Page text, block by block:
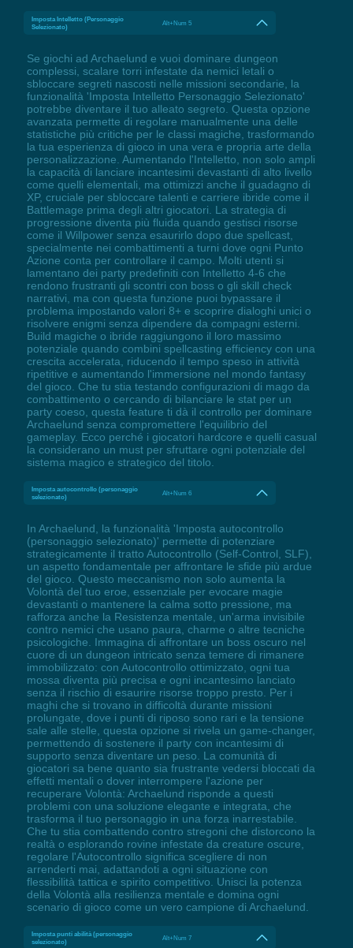
Imposta Intelletto (Personaggio
Selezionato)
Alt+Num 5
Se giochi ad Archaelund e vuoi dominare dungeon
complessi, scalare torri infestate da nemici letali o
sbloccare segreti nascosti nelle missioni secondarie, la
funzionalità 'Imposta Intelletto Personaggio Selezionato'
potrebbe diventare il tuo alleato segreto. Questa opzione
avanzata permette di regolare manualmente una delle
statistiche più critiche per le classi magiche, trasformando
la tua esperienza di gioco in una vera e propria arte della
personalizzazione. Aumentando l'Intelletto, non solo ampli
la capacità di lanciare incantesimi devastanti di alto livello
come quelli elementali, ma ottimizzi anche il guadagno di
XP, cruciale per sbloccare talenti e carriere ibride come il
Battlemage prima degli altri giocatori. La strategia di
progressione diventa più fluida quando gestisci risorse
come il Willpower senza esaurirlo dopo due spellcast,
specialmente nei combattimenti a turni dove ogni Punto
Azione conta per controllare il campo. Molti utenti si
lamentano dei party predefiniti con Intelletto 4-6 che
rendono frustranti gli scontri con boss o gli skill check
narrativi, ma con questa funzione puoi bypassare il
problema impostando valori 8+ e scoprire dialoghi unici o
risolvere enigmi senza dipendere da compagni esterni.
Build magiche o ibride raggiungono il loro massimo
potenziale quando combini spellcasting efficiency con una
crescita accelerata, riducendo il tempo speso in attività
ripetitive e aumentando l'immersione nel mondo fantasy
del gioco. Che tu stia testando configurazioni di mago da
combattimento o cercando di bilanciare le stat per un
party coeso, questa feature ti dà il controllo per dominare
Archaelund senza compromettere l'equilibrio del
gameplay. Ecco perché i giocatori hardcore e quelli casual
la considerano un must per sfruttare ogni potenziale del
sistema magico e strategico del titolo.
Imposta autocontrollo (personaggio
selezionato)
Alt+Num 6
In Archaelund, la funzionalità 'Imposta autocontrollo
(personaggio selezionato)' permette di potenziare
strategicamente il tratto Autocontrollo (Self-Control, SLF),
un aspetto fondamentale per affrontare le sfide più ardue
del gioco. Questo meccanismo non solo aumenta la
Volontà del tuo eroe, essenziale per evocare magie
devastanti o mantenere la calma sotto pressione, ma
rafforza anche la Resistenza mentale, un'arma invisibile
contro nemici che usano paura, charme o altre tecniche
psicologiche. Immagina di affrontare un boss oscuro nel
cuore di un dungeon intricato senza temere di rimanere
immobilizzato: con Autocontrollo ottimizzato, ogni tua
mossa diventa più precisa e ogni incantesimo lanciato
senza il rischio di esaurire risorse troppo presto. Per i
maghi che si trovano in difficoltà durante missioni
prolungate, dove i punti di riposo sono rari e la tensione
sale alle stelle, questa opzione si rivela un game-changer,
permettendo di sostenere il party con incantesimi di
supporto senza diventare un peso. La comunità di
giocatori sa bene quanto sia frustrante vedersi bloccati da
effetti mentali o dover interrompere l'azione per
recuperare Volontà: Archaelund risponde a questi
problemi con una soluzione elegante e integrata, che
trasforma il tuo personaggio in una forza inarrestabile.
Che tu stia combattendo contro stregoni che distorcono la
realtà o esplorando rovine infestate da creature oscure,
regolare l'Autocontrollo significa scegliere di non
arrenderti mai, adattandoti a ogni situazione con
flessibilità tattica e spirito competitivo. Unisci la potenza
della Volontà alla resilienza mentale e domina ogni
scenario di gioco come un vero campione di Archaelund.
Imposta punti abilità (personaggio
selezionato)
Alt+Num 7